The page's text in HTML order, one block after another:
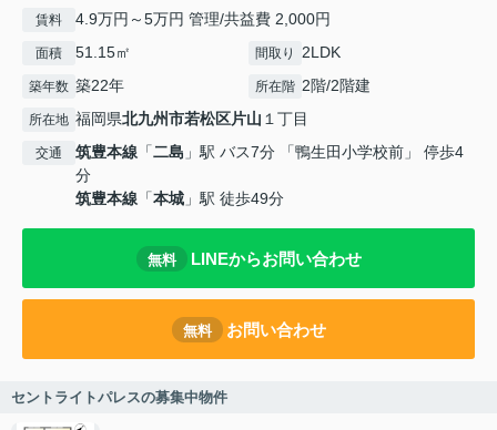
賃料 4.9万円～5万円 管理/共益費 2,000円
面積 51.15㎡ 間取り 2LDK
築年数 築22年 所在階 2階/2階建
所在地 福岡県北九州市若松区片山 １丁目
交通 筑豊本線 「二島 」駅 バス7分 「鴨生田小学校前」 停歩4
分
筑豊本線 「本城 」駅 徒歩49分
無料 LINEからお問い合わせ
無料 お問い合わせ
セントライトパレスの募集中物件